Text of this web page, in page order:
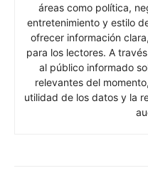
áreas como política,
entretenimiento y estilo
ofrecer información
para los lectores. A
al público informado
relevantes del
utilidad de los datos y la